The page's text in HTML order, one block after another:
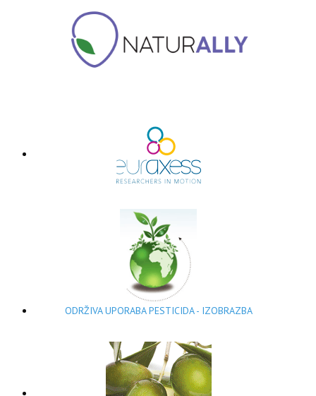
ODRŽIVA UPORABA PESTICIDA - IZOBRAZBA